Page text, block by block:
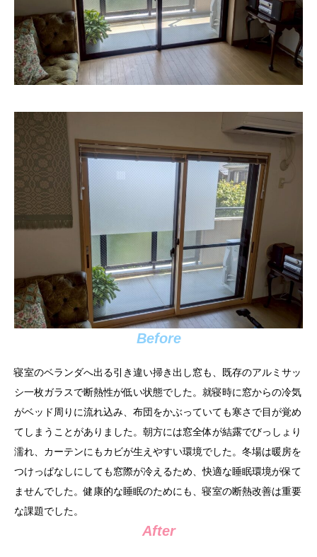
Before
寝室のベランダへ出る引き違い掃き出し窓も、既存のアルミサッ
シ一枚ガラスで断熱性が低い状態でした。就寝時に窓からの冷気
がベッド周りに流れ込み、布団をかぶっていても寒さで目が覚め
てしまうことがありました。朝方には窓全体が結露でびっしょり
濡れ、カーテンにもカビが生えやすい環境でした。冬場は暖房を
つけっぱなしにしても窓際が冷えるため、快適な睡眠環境が保て
ませんでした。健康的な睡眠のためにも、寝室の断熱改善は重要
な課題でした。
After